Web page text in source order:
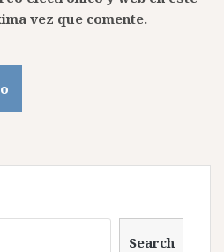
vez que comente.
Search